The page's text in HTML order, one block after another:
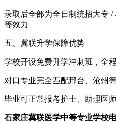
录取后全部为全日制统招大专
等效力
五、冀联升学保障优势
学校开设免费升学冲刺班，全
对口专业完全匹配邢台、沧州
毕业可正常报考护士、助理医
石家庄冀联医学中等专业学校电